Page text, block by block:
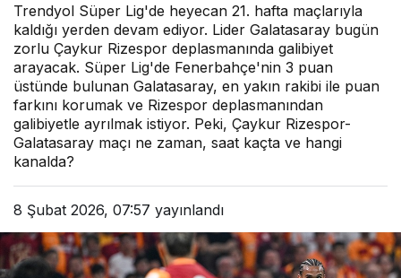
Trendyol Süper Lig'de heyecan 21. hafta maçlarıyla
kaldığı yerden devam ediyor. Lider Galatasaray bugün
zorlu Çaykur Rizespor deplasmanında galibiyet
arayacak. Süper Lig'de Fenerbahçe'nin 3 puan
üstünde bulunan Galatasaray, en yakın rakibi ile puan
farkını korumak ve Rizespor deplasmanından
galibiyetle ayrılmak istiyor. Peki, Çaykur Rizespor-
Galatasaray maçı ne zaman, saat kaçta ve hangi
kanalda?
8 Şubat 2026, 07:57 yayınlandı